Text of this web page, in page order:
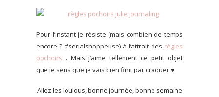
Pour l’instant je résiste (mais combien de temps
encore ? #serialshoppeuse) à l’attrait des règles
pochoirs… Mais j’aime tellement ce petit objet
que je sens que je vais bien finir par craquer ♥.
Allez les loulous, bonne journée, bonne semaine